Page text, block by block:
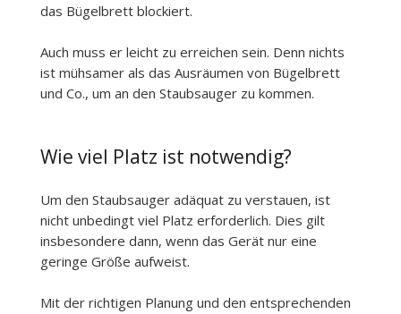
das Bügelbrett blockiert.
Auch muss er leicht zu erreichen sein. Denn nichts
ist mühsamer als das Ausräumen von Bügelbrett
und Co., um an den Staubsauger zu kommen.
Wie viel Platz ist notwendig?
Um den Staubsauger adäquat zu verstauen, ist
nicht unbedingt viel Platz erforderlich. Dies gilt
insbesondere dann, wenn das Gerät nur eine
geringe Größe aufweist.
Mit der richtigen Planung und den entsprechenden